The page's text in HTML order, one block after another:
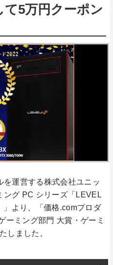
て5万円クーポン
運営する株式会社ユニッ
ング PC シリーズ「LEVEL
より、「価格.comプロダ
ーミング部門 大賞・ゲーミ
しました。